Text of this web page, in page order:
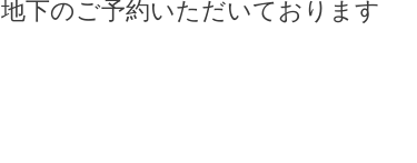
地下のご予約いただいております